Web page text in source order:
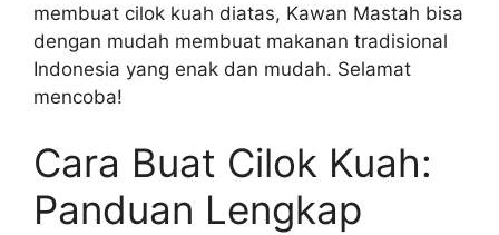
membuat cilok kuah diatas, Kawan Mastah bisa
dengan mudah membuat makanan tradisional
Indonesia yang enak dan mudah. Selamat
mencoba!
Cara Buat Cilok Kuah:
Panduan Lengkap